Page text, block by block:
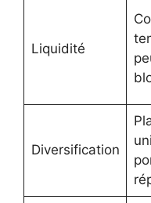
Liquidité
Diversification